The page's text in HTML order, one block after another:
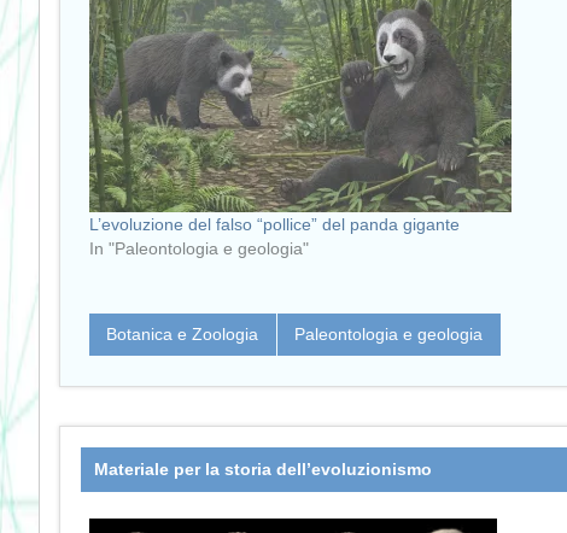
L’evoluzione del falso “pollice” del panda gigante
In "Paleontologia e geologia"
Botanica e Zoologia Paleontologia e geologia
Materiale per la storia dell’evoluzionismo